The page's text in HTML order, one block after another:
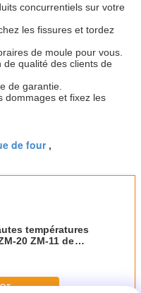
concurrentiels sur votre
les fissures et tordez
de moule pour vous.
qualité des clients de
de garantie.
dommages et fixez les
de four,
températures
20 ZM-11 de